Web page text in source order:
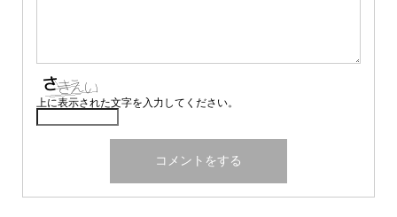
上に表示された文字を入力してください。